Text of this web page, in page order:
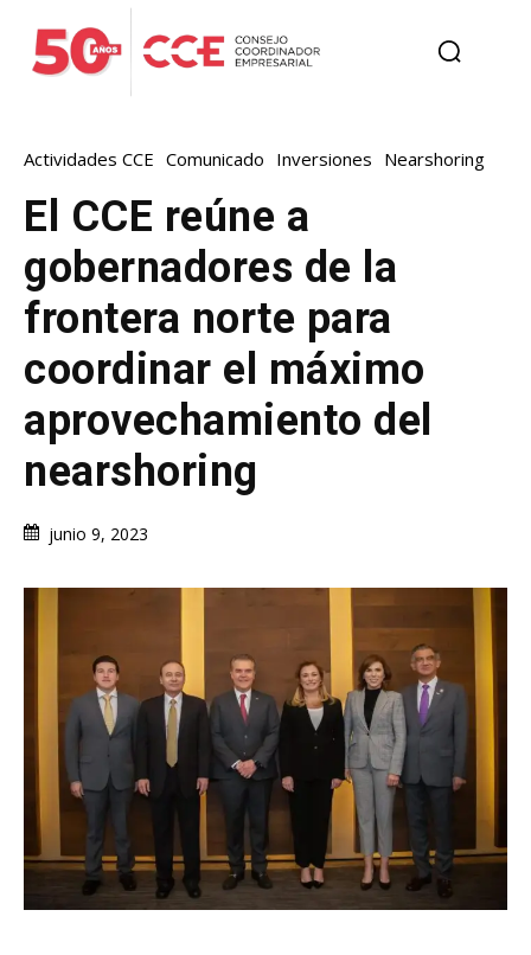
Actividades CCE Comunicado Inversiones Nearshoring
El CCE reúne a
gobernadores de la
frontera norte para
coordinar el máximo
aprovechamiento del
nearshoring
junio 9, 2023